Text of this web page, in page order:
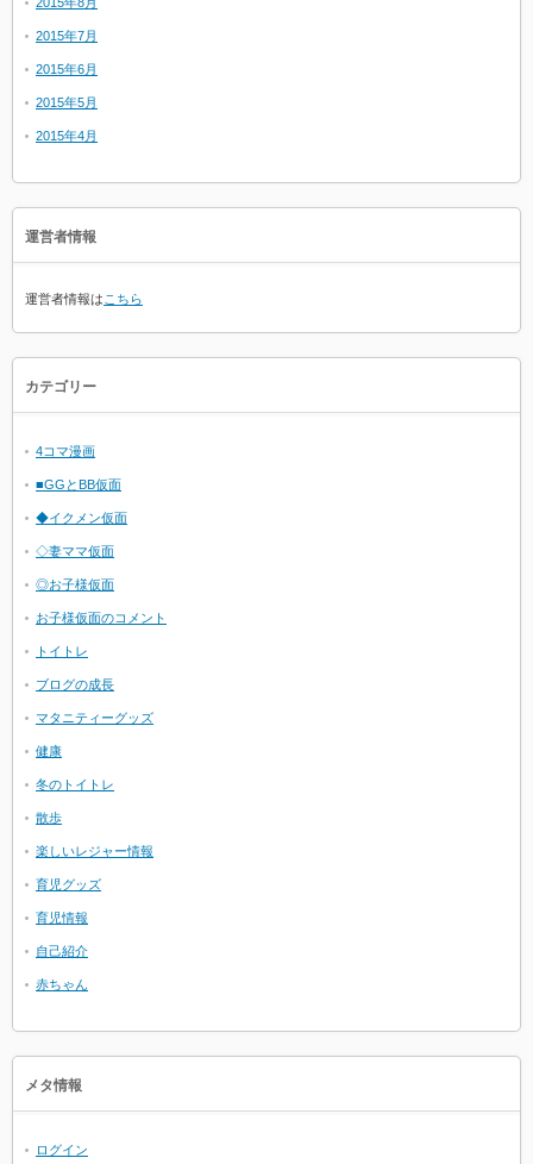
2015年7月
2015年6月
2015年5月
2015年4月
運営者情報
運営者情報は こちら
カテゴリー
4コマ漫画
■GGとBB仮面
◆イクメン仮面
◇妻ママ仮面
◎お子様仮面
お子様仮面のコメント
トイトレ
ブログの成長
マタニティーグッズ
健康
冬のトイトレ
散歩
楽しいレジャー情報
育児グッズ
育児情報
自己紹介
赤ちゃん
メタ情報
ログイン